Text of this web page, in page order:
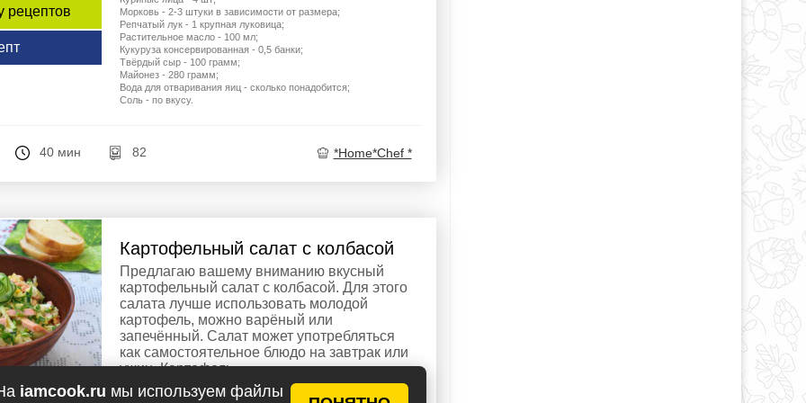
iamcook.ru мы используем файлы
рецептов
Морковь - 2-3 штуки в зависимости от размера;
Репчатый лук - 1 крупная луковица;
Растительное масло - 100 мл;
Кукуруза консервированная - 0,5 банки;
Твёрдый сыр - 100 грамм;
Майонез - 280 грамм;
Вода для отваривания яиц - сколько понадобится;
Соль - по вкусу.
40 мин 82 *Home*Chef *
Картофельный салат с колбасой
Предлагаю вашему вниманию вкусный
картофельный салат с колбасой. Для этого
салата лучше использовать молодой
картофель, можно варёный или
запечённый. Салат может употребляться
как самостоятельное блюдо на завтрак или
ужин. Картофель ...